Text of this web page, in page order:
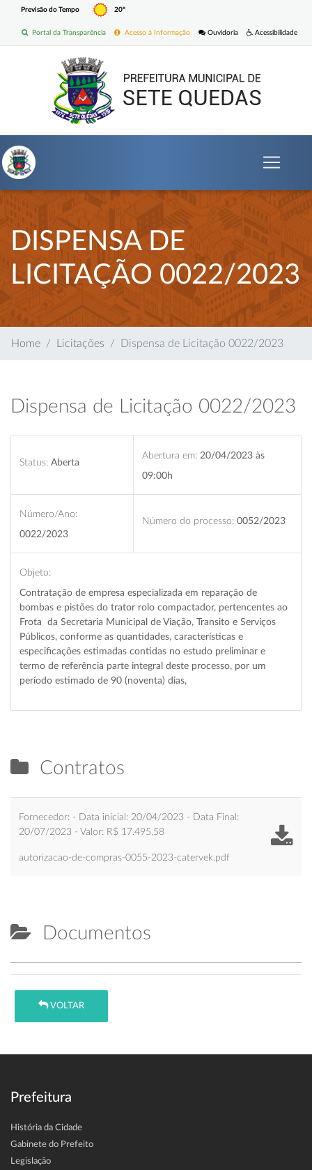
Previsão do Tempo 20º
Acessibilidade
Ouvidoria
Acesso à Informação
Portal da Transparência
DISPENSA DE
LICITAÇÃO 0022/2023
Home Licitações Dispensa de Licitação 0022/2023
Dispensa de Licitação 0022/2023
Status: Aberta
Abertura em: 20/04/2023 às
09:00h
Número/Ano:
0022/2023
Número do processo: 0052/2023
Objeto:
Contratação de empresa especializada em reparação de
bombas e pistões do trator rolo compactador, pertencentes ao
Frota da Secretaria Municipal de Viação, Transito e Serviços
Públicos, conforme as quantidades, características e
especificações estimadas contidas no estudo preliminar e
termo de referência parte integral deste processo, por um
período estimado de 90 (noventa) dias,
Contratos
Fornecedor: - Data inicial: 20/04/2023 - Data Final:
20/07/2023 - Valor: R$ 17.495,58
autorizacao-de-compras-0055-2023-catervek.pdf
Documentos
VOLTAR
Prefeitura
História da Cidade
Gabinete do Prefeito
Legislação